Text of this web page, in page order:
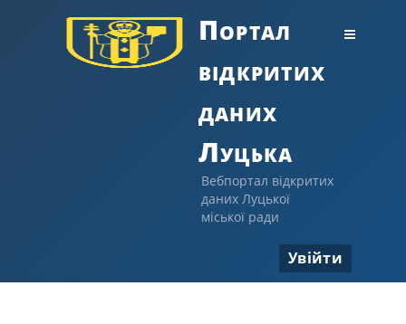
Портал
відкритих
даних
Луцька
Вебпортал відкритих
даних Луцької
міської ради
Увійти